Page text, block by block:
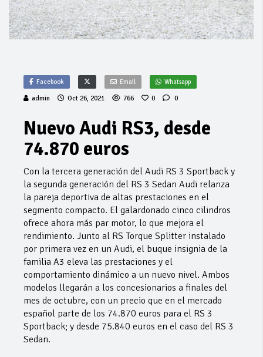
Facebook Email Whatsapp
admin Oct 26, 2021 766 0 0
Nuevo Audi RS3, desde
74.870 euros
Con la tercera generación del Audi RS 3 Sportback y
la segunda generación del RS 3 Sedan Audi relanza
la pareja deportiva de altas prestaciones en el
segmento compacto. El galardonado cinco cilindros
ofrece ahora más par motor, lo que mejora el
rendimiento. Junto al RS Torque Splitter instalado
por primera vez en un Audi, el buque insignia de la
familia A3 eleva las prestaciones y el
comportamiento dinámico a un nuevo nivel. Ambos
modelos llegarán a los concesionarios a finales del
mes de octubre, con un precio que en el mercado
español parte de los 74.870 euros para el RS 3
Sportback; y desde 75.840 euros en el caso del RS 3
Sedan.